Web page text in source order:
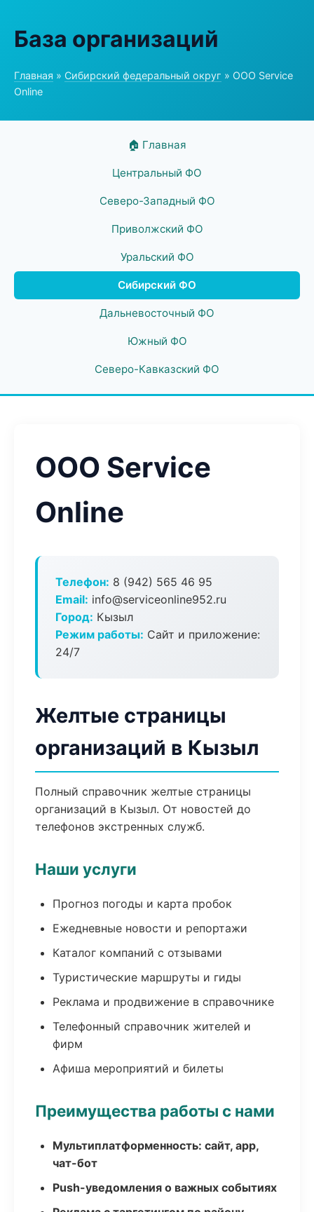
База организаций
Главная » Сибирский федеральный округ » ООО Service
Online
🏠 Главная
Центральный ФО
Северо-Западный ФО
Приволжский ФО
Уральский ФО
Сибирский ФО
Дальневосточный ФО
Южный ФО
Северо-Кавказский ФО
ООО Service
Online
Телефон: 8 (942) 565 46 95
Email: info@serviceonline952.ru
Город: Кызыл
Режим работы: Сайт и приложение:
24/7
Желтые страницы
организаций в Кызыл
Полный справочник желтые страницы
организаций в Кызыл. От новостей до
телефонов экстренных служб.
Наши услуги
Прогноз погоды и карта пробок
Ежедневные новости и репортажи
Каталог компаний с отзывами
Туристические маршруты и гиды
Реклама и продвижение в справочнике
Телефонный справочник жителей и
фирм
Афиша мероприятий и билеты
Преимущества работы с нами
Мультиплатформенность: сайт, app,
чат-бот
Push-уведомления о важных событиях